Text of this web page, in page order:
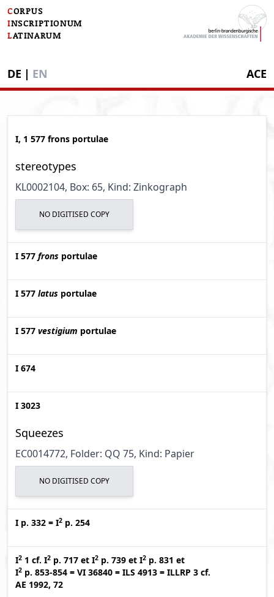
CORPUS
INSCRIPTIONUM
LATINARUM
DE | EN ACE
I, 1 577 frons portulae
stereotypes
KL0002104, Box: 65, Kind: Zinkograph
NO DIGITISED COPY
I 577 frons portulae
I 577 latus portulae
I 577 vestigium portulae
I 674
I 3023
Squeezes
EC0014772, Folder: QQ 75, Kind: Papier
NO DIGITISED COPY
I p. 332 = I2 p. 254
I2 1 cf. I2 p. 717 et I2 p. 739 et I2 p. 831 et
I2 p. 853-854 = VI 36840 = ILS 4913 = ILLRP 3 cf.
AE 1992, 72